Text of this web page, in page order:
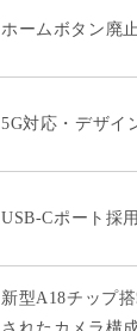
ホームボタン廃
5G対応・デザイ
USB-Cポート採
新型A18チップ